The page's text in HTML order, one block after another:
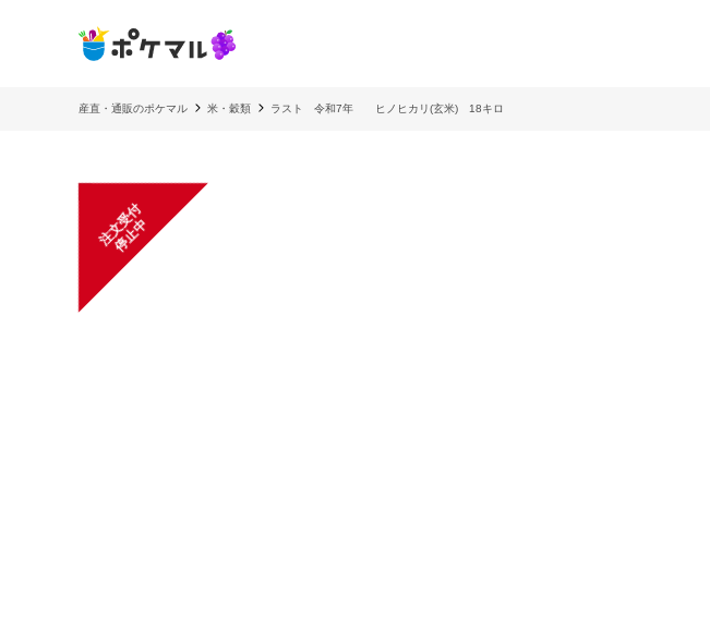
産直・通販のポケマル 米・穀類 ラスト 令和7年 ヒノヒカリ(玄米) 18キロ
注
文
受
付
停
止
中